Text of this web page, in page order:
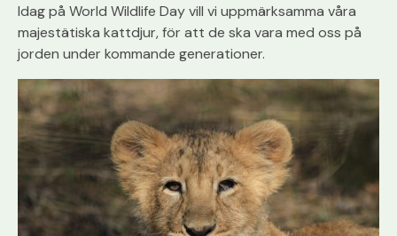
Idag på World Wildlife Day vill vi uppmärksamma våra
majestätiska kattdjur, för att de ska vara med oss på
jorden under kommande generationer.